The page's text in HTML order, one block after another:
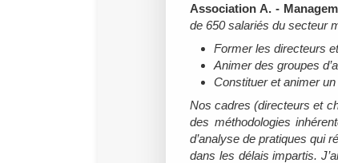
Association A. -
de 650 salariés du secteur
Former les directeurs
Animer des groupes
Constituer et animer
Nos cadres (directeurs et
des méthodologies
d’analyse de pratiques qui
dans les délais impartis.